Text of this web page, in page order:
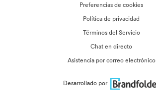
Preferencias de cookies
Política de privacidad
Términos del Servicio
Chat en directo
Asistencia por correo electrónico
Desarrollado por